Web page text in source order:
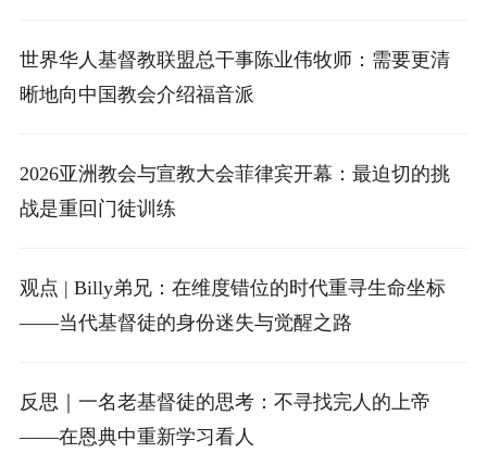
世界华人基督教联盟总干事陈业伟牧师：需要更清
晰地向中国教会介绍福音派
2026亚洲教会与宣教大会菲律宾开幕：最迫切的挑
战是重回门徒训练
观点 | Billy弟兄：在维度错位的时代重寻生命坐标
——当代基督徒的身份迷失与觉醒之路
反思｜一名老基督徒的思考：不寻找完人的上帝
——在恩典中重新学习看人